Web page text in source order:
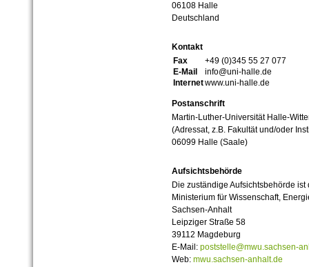
06108 Halle
Deutschland
Kontakt
Fax
+49 (0)345 55 27 077
E-Mail
info@uni-halle.de
Internetwww.uni-halle.de
Postanschrift
Martin-Luther-Universität Halle-
(Adressat, z.B. Fakultät und/oder
06099 Halle (Saale)
Aufsichtsbehörde
Die zuständige Aufsichtsbehörde ist
Ministerium für Wissenschaft,
Sachsen-Anhalt
Leipziger Straße 58
39112 Magdeburg
E-Mail: poststelle@mwu.sachsen-
Web: mwu.sachsen-anhalt.de